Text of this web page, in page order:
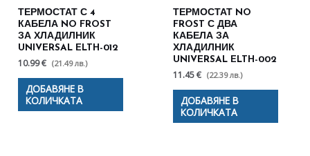
ТЕРМОСТАТ С 4
КАБЕЛА NO FROST
ЗА ХЛАДИЛНИК
UNIVERSAL ELTH-012
10.99 € (21.49 лв.)
ДОБАВЯНЕ В
КОЛИЧКАТА
ТЕРМОСТАТ NO
FROST С ДВА
КАБЕЛА ЗА
ХЛАДИЛНИК
UNIVERSAL ELTH-002
11.45 € (22.39 лв.)
ДОБАВЯНЕ В
КОЛИЧКАТА